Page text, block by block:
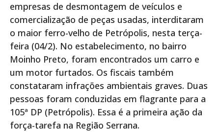
empresas de desmontagem de veículos e
comercialização de peças usadas, interditaram
o maior ferro-velho de Petrópolis, nesta terça-
feira (04/2). No estabelecimento, no bairro
Moinho Preto, foram encontrados um carro e
um motor furtados. Os fiscais também
constataram infrações ambientais graves. Duas
pessoas foram conduzidas em flagrante para a
105ª DP (Petrópolis). Essa é a primeira ação da
força-tarefa na Região Serrana.